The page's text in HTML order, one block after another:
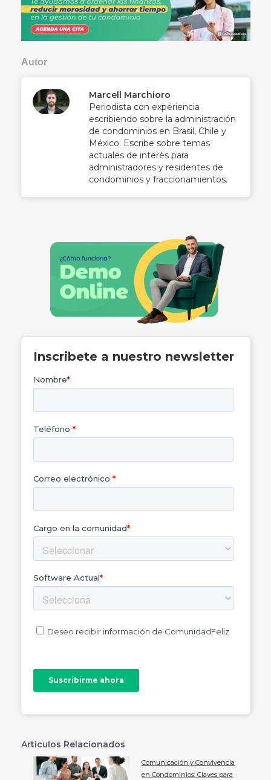
Autor
Marcell Marchioro
Periodista con experiencia
escribiendo sobre la administración
de condominios en Brasil, Chile y
México. Escribe sobre temas
actuales de interés para
administradores y residentes de
condominios y fraccionamientos.
Inscribete a nuestro newsletter
Artículos Relacionados
Comunicación y Convivencia
en Condominios: Claves para